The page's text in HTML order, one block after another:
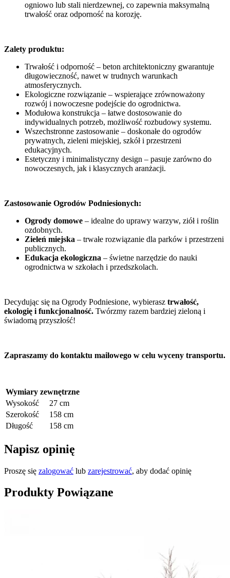
ogniowo lub stali nierdzewnej, co zapewnia maksymalną
trwałość oraz odporność na korozję.
Zalety produktu:
Trwałość i odporność – beton architektoniczny gwarantuje
długowieczność, nawet w trudnych warunkach
atmosferycznych.
Ekologiczne rozwiązanie – wspierające zrównoważony
rozwój i nowoczesne podejście do ogrodnictwa.
Modułowa konstrukcja – łatwe dostosowanie do
indywidualnych potrzeb, możliwość rozbudowy systemu.
Wszechstronne zastosowanie – doskonałe do ogrodów
prywatnych, zieleni miejskiej, szkół i przestrzeni
edukacyjnych.
Estetyczny i minimalistyczny design – pasuje zarówno do
nowoczesnych, jak i klasycznych aranżacji.
Zastosowanie Ogrodów Podniesionych:
Ogrody domowe – idealne do uprawy warzyw, ziół i roślin
ozdobnych.
Zieleń miejska – trwałe rozwiązanie dla parków i przestrzeni
publicznych.
Edukacja ekologiczna – świetne narzędzie do nauki
ogrodnictwa w szkołach i przedszkolach.
Decydując się na Ogrody Podniesione, wybierasz trwałość,
ekologię i funkcjonalność. Twórzmy razem bardziej zieloną i
świadomą przyszłość!
Zapraszamy do kontaktu mailowego w celu wyceny transportu.
Wymiary zewnętrzne
Wysokość
27 cm
Szerokość
158 cm
Długość
158 cm
Napisz opinię
Proszę się zalogować lub zarejestrować, aby dodać opinię
Produkty Powiązane